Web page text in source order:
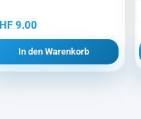
9.00
In den Warenkorb